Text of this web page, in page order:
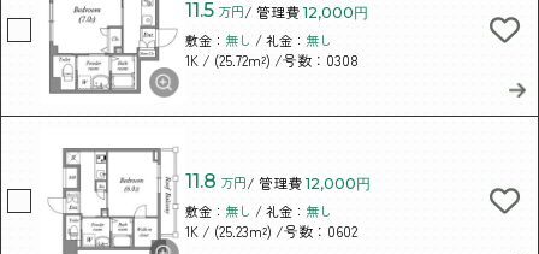
11.5 万円/ 管理費 12,000円
敷金： 無し / 礼金： 無し
1K / (25.72m²) /号数：0308
11.8 万円/ 管理費 12,000円
敷金： 無し / 礼金： 無し
1K / (25.23m²) /号数：0602